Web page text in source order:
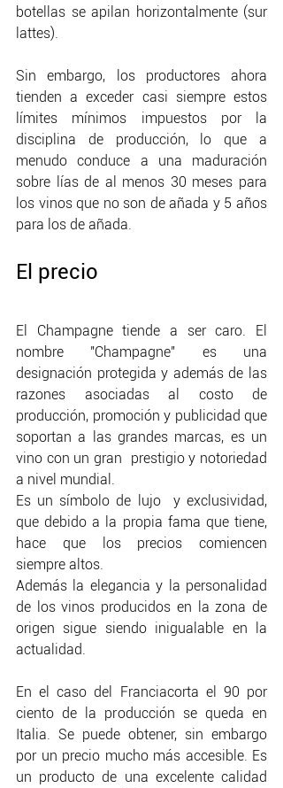
botellas se apilan horizontalmente (sur
lattes).
Sin embargo, los productores ahora
tienden a exceder casi siempre estos
límites mínimos impuestos por la
disciplina de producción, lo que a
menudo conduce a una maduración
sobre lías de al menos 30 meses para
los vinos que no son de añada y 5 años
para los de añada.
El precio
El Champagne tiende a ser caro. El
nombre "Champagne" es una
designación protegida y además de las
razones asociadas al costo de
producción, promoción y publicidad que
soportan a las grandes marcas, es un
vino con un gran  prestigio y notoriedad
a nivel mundial.
Es un símbolo de lujo  y exclusividad,
que debido a la propia fama que tiene,
hace que los precios comiencen
siempre altos.
Además la elegancia y la personalidad
de los vinos producidos en la zona de
origen sigue siendo inigualable en la
actualidad.
En el caso del Franciacorta el 90 por
ciento de la producción se queda en
Italia. Se puede obtener, sin embargo
por un precio mucho más accesible. Es
un producto de una excelente calidad